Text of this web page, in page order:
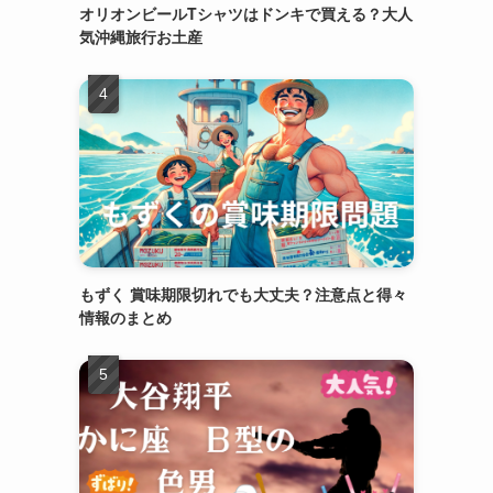
オリオンビールTシャツはドンキで買える？大人
気沖縄旅行お土産
もずく 賞味期限切れでも大丈夫？注意点と得々
情報のまとめ